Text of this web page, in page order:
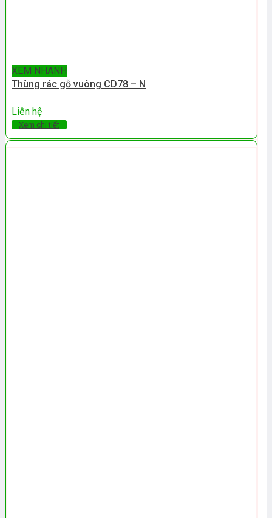
XEM NHANH
Thùng rác gỗ vuông CD78 – N
Liên hệ
Xem chi tiết